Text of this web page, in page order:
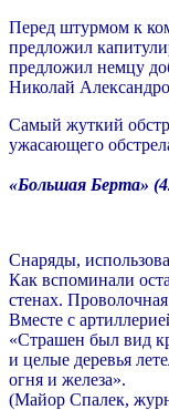
Перед штурмом к
предложил
предложил немцу
Николай
Самый жуткий
ужасающего
«Большая Берта»
Снаряды,
Как вспоминали
стенах.
Вместе с
«Страшен был вид
и целые деревья
огня и железа».
(Майор Спалек,